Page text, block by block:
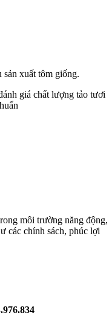
xuất tôm giống.
giá chất lượng tảo tươi
môi trường năng động,
các chính sách, phúc lợi